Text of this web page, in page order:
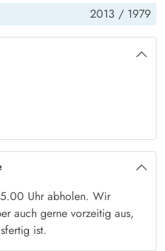
ruhige Gemütlichkeit fort. Bei
vorhandendenen
und abends gemütlich
die frische Luft bei einer guten
Glück schaut in den ruhigen
für Vejers so typisches
2013 / 1979
Uhr abholen. Wir
auch gerne vorzeitig aus,
ist.